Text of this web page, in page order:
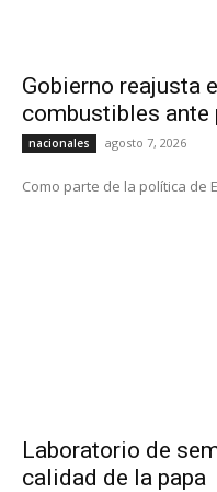
Gobierno reajusta
combustibles ante
nacionales agosto 7, 2026
Como parte de la política de
Laboratorio de
calidad de la papa